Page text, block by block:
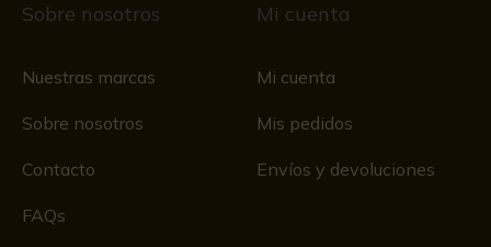
Sobre nosotros
Nuestras marcas
Sobre nosotros
Contacto
FAQs
Mi cuenta
Mi cuenta
Mis pedidos
Envíos y devoluciones